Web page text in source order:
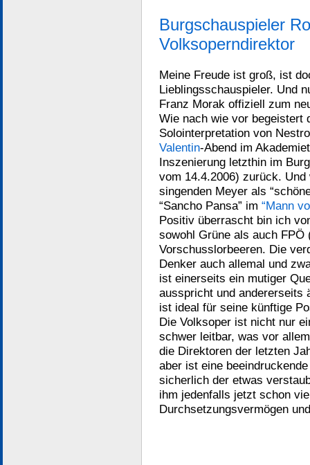
Burgschauspieler
Volksoperndirektor
Meine Freude ist groß, ist
Lieblingsschauspieler. Und
Franz Morak offiziell zum
Wie nach wie vor begeistert
Solointerpretation von
Valentin-Abend im
Inszenierung letzthin im
vom 14.4.2006) zurück.
singenden Meyer als
“Sancho Pansa” im “Mann
Positiv überrascht bin ich
sowohl Grüne als auch FPÖ
Vorschusslorbeeren. Die
Denker auch allemal und
ist einerseits ein mutiger
ausspricht und andererseits
ist ideal für seine künftige
Die Volksoper ist nicht nur
schwer leitbar, was vor
die Direktoren der letzten
aber ist eine
sicherlich der etwas
ihm jedenfalls jetzt schon
Durchsetzungsvermögen